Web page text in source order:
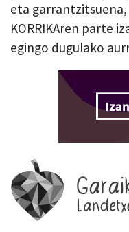
eta
KORRIKAren parte
egingo dugulako